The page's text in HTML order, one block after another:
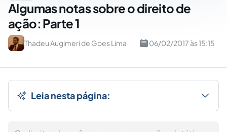
Algumas notas sobre o direito de
ação: Parte 1
Thadeu Augimeri de Goes Lima 06/02/2017 às 15:15
Leia nesta página: